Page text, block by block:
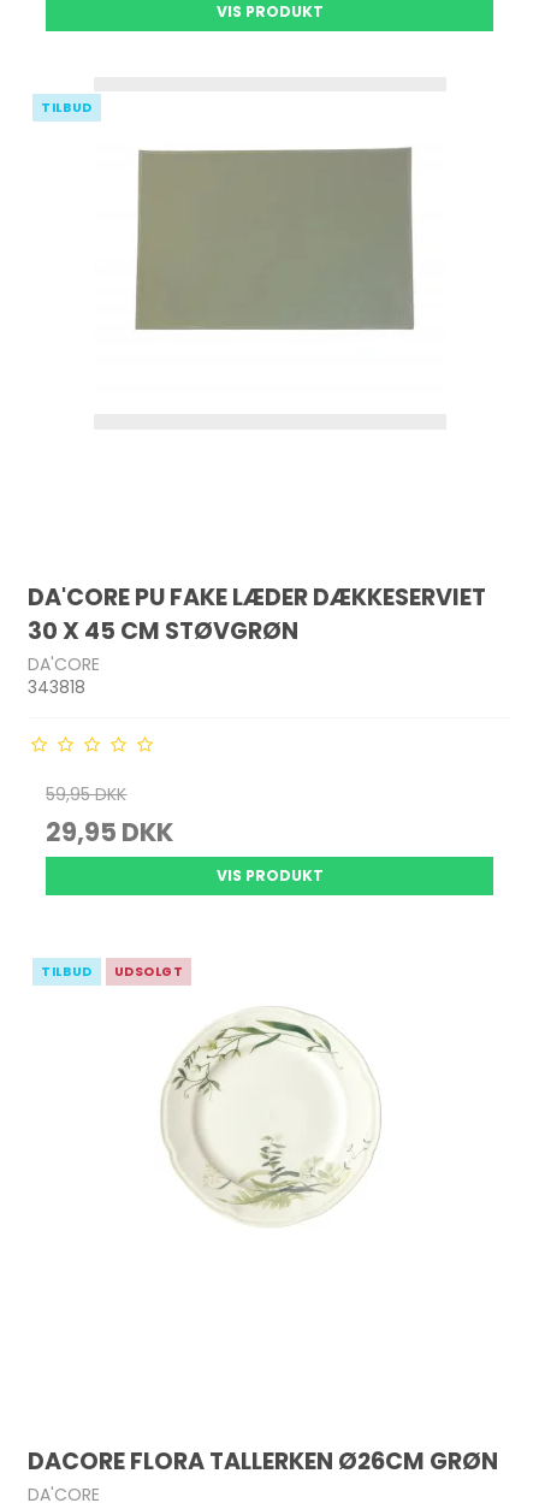
VIS PRODUKT
TILBUD
DA'CORE PU FAKE LÆDER DÆKKESERVIET
30 X 45 CM STØVGRØN
DA'CORE
343818
59,95 DKK
29,95 DKK
VIS PRODUKT
TILBUD UDSOLGT
DACORE FLORA TALLERKEN Ø26CM GRØN
DA'CORE